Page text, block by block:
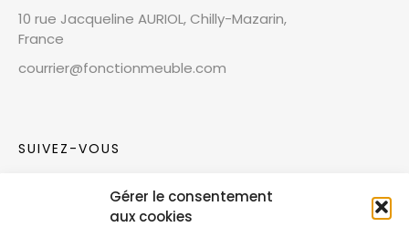
Gérer le consentement
aux cookies
10 rue Jacqueline AURIOL, Chilly-Mazarin,
France
courrier@fonctionmeuble.com
SUIVEZ-VOUS
Rejoignez notre communauté sur les réseaux